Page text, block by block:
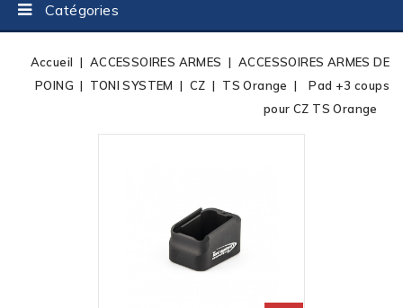
Catégories
Accueil ACCESSOIRES ARMES
ACCESSOIRES ARMES DE
POING
TONI SYSTEM CZ TS Orange
Pad +3 coups
pour CZ TS Orange